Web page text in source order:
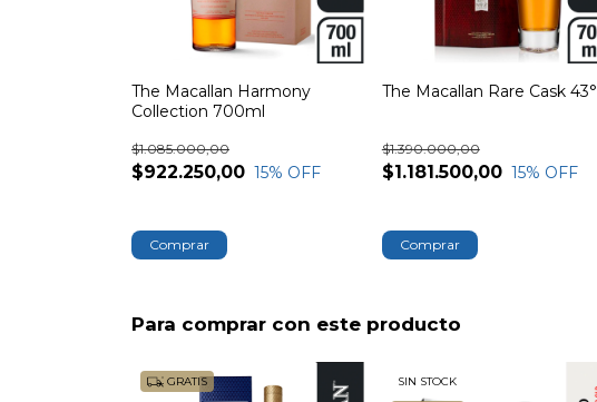
The Macallan Harmony
Collection 700ml
$922.250,00
$1.085.000,00
15% OFF
The Macallan Rare Cask 43°
$1.181.500,00
$1.390.000,00
15% OFF
Para comprar con este producto
GRATIS SIN STOCK